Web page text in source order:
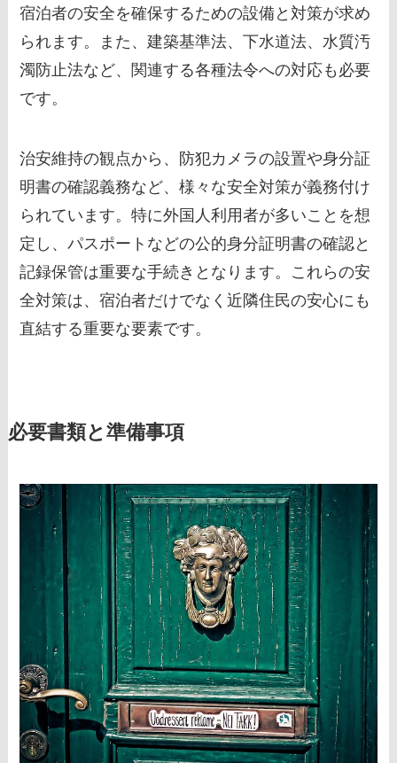
宿泊者の安全を確保するための設備と対策が求め
られます。また、建築基準法、下水道法、水質汚
濁防止法など、関連する各種法令への対応も必要
です。
治安維持の観点から、防犯カメラの設置や身分証
明書の確認義務など、様々な安全対策が義務付け
られています。特に外国人利用者が多いことを想
定し、パスポートなどの公的身分証明書の確認と
記録保管は重要な手続きとなります。これらの安
全対策は、宿泊者だけでなく近隣住民の安心にも
直結する重要な要素です。
必要書類と準備事項